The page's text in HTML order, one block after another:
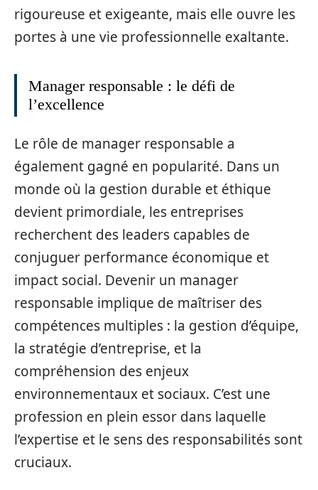
rigoureuse et exigeante, mais elle ouvre les
portes à une vie professionnelle exaltante.
Manager responsable : le défi de
l’excellence
Le rôle de manager responsable a
également gagné en popularité. Dans un
monde où la gestion durable et éthique
devient primordiale, les entreprises
recherchent des leaders capables de
conjuguer performance économique et
impact social. Devenir un manager
responsable implique de maîtriser des
compétences multiples : la gestion d’équipe,
la stratégie d’entreprise, et la
compréhension des enjeux
environnementaux et sociaux. C’est une
profession en plein essor dans laquelle
l’expertise et le sens des responsabilités sont
cruciaux.